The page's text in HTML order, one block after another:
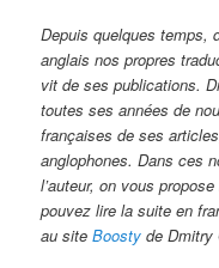
Depuis quelques temps,
anglais nos propres
vit de ses publications.
toutes ses années de
françaises de ses
anglophones. Dans ces
l’auteur, on vous
pouvez lire la suite en
au siteBoosty de Dmitry